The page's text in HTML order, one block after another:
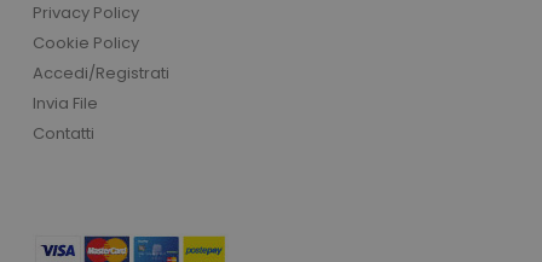
Privacy Policy
Cookie Policy
Accedi/Registrati
Invia File
Contatti